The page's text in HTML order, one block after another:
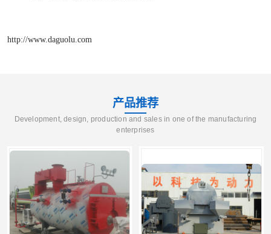
http://www.daguolu.com
产品推荐
Development, design, production and sales in one of the manufacturing
enterprises